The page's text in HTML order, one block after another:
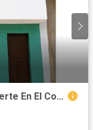
🚀Gran Oportunidad🚀 🏚Vive O Invierte En El Corazón De Sullana📌📍 A Dos Cuadras De La Plaza De Armas A Tan Solo💰 $45960🧨